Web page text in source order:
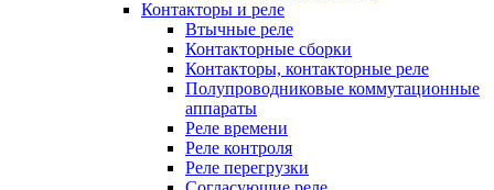
Контакторы и реле
Втычные реле
Контакторные сборки
Контакторы, контакторные реле
Полупроводниковые коммутационные
аппараты
Реле времени
Реле контроля
Реле перегрузки